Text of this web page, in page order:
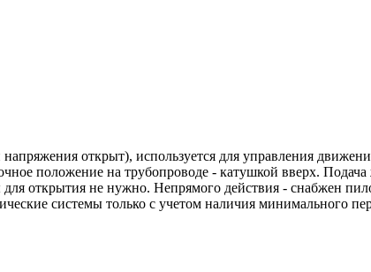
открыт), используется для управления
положение на трубопроводе - катушкой вверх.
для открытия не нужно. Непрямого действия - снабжен
системы только с учетом наличия минимального